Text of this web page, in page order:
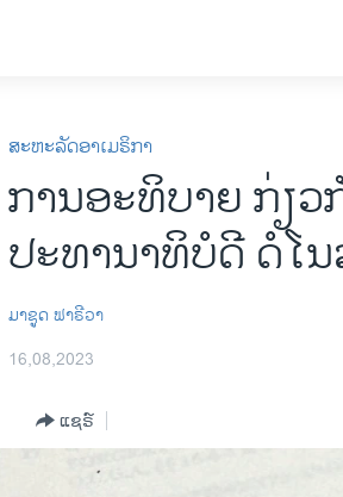
ສະຫະລັດອາເມຣິກາ
ການອະທິບາຍ ກ່ຽ
ປະທານາທິບໍດີ ດໍໂ
​ມາ​ຊູດ ​ຟາ​ຣີ​ວາ
16,08,2023
ແຊຣ໌